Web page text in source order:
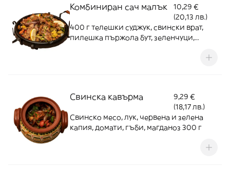
Комбиниран сач малък
10,29 €
(20,13 лв.)
400 г телешки суджук, свински врат,
пилешка пържола бут, зеленчуци,
Свинска кавърма
9,29 €
(18,17 лв.)
Свинско месо, лук, червена и зелена
капия, домати, гъби, магданоз 300 г